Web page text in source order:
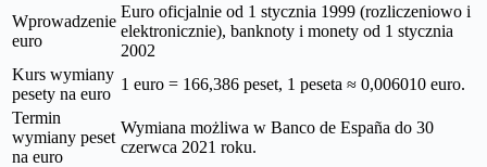
Wprowadzenie
euro
Euro oficjalnie od 1 stycznia 1999 (rozliczeniowo i
elektronicznie), banknoty i monety od 1 stycznia
2002
Kurs wymiany
pesety na euro
1 euro = 166,386 peset, 1 peseta ≈ 0,006010 euro.
Termin
wymiany peset
na euro
Wymiana możliwa w Banco de España do 30
czerwca 2021 roku.